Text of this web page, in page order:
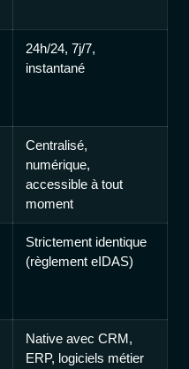
24h/24, 7j/7,
instantané
Centralisé,
numérique,
accessible à tout
moment
Strictement identique
(règlement eIDAS)
Native avec CRM,
ERP, logiciels métier